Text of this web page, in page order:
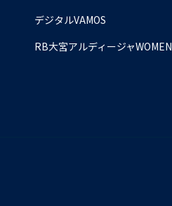
デジタルVAMOS
RB大宮アルディージャWOMEN